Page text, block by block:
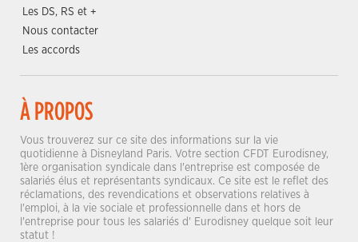
Les DS, RS et +
Nous contacter
Les accords
À PROPOS
Vous trouverez sur ce site des informations sur la vie
quotidienne à Disneyland Paris. Votre section CFDT Eurodisney,
1ère organisation syndicale dans l'entreprise est composée de
salariés élus et représentants syndicaux. Ce site est le reflet des
réclamations, des revendications et observations relatives à
l'emploi, à la vie sociale et professionnelle dans et hors de
l'entreprise pour tous les salariés d' Eurodisney quelque soit leur
statut !